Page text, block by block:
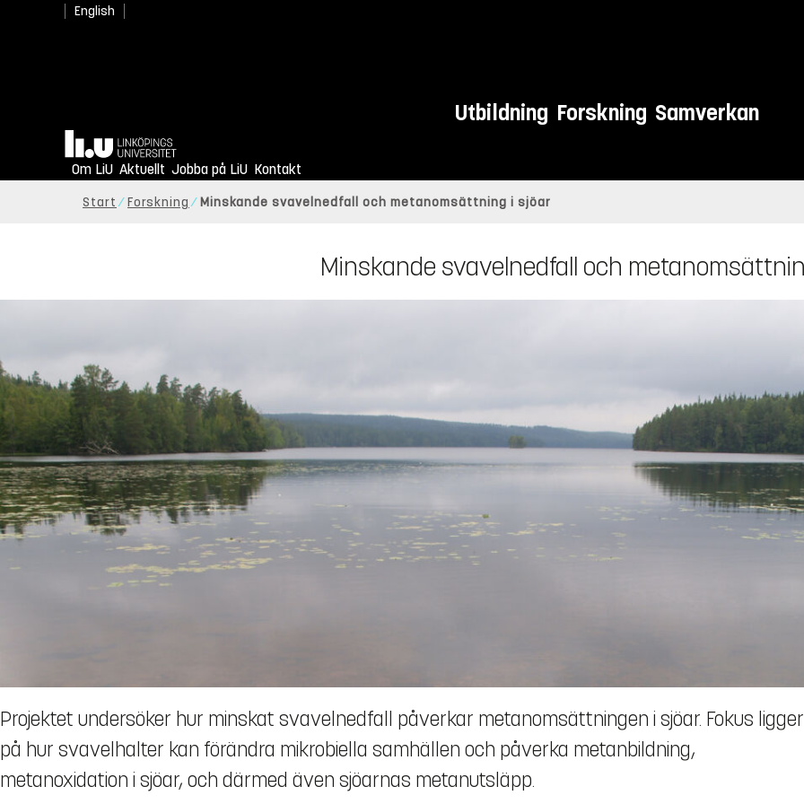
English
Utbildning Forskning Samverkan
Hem
Om LiU Aktuellt Jobba på LiU Kontakt
Start Forskning Minskande svavelnedfall och metanomsättning i sjöar
Minskande svavelnedfall och
Projektet undersöker hur minskat svavelnedfall påverkar metanomsättningen i sjöar. Fokus ligger
på hur svavelhalter kan förändra mikrobiella samhällen och påverka metanbildning,
metanoxidation i sjöar, och därmed även sjöarnas metanutsläpp.